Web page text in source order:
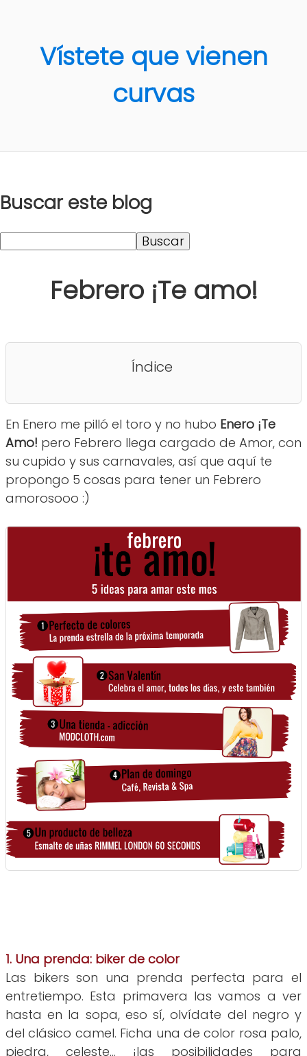
Vístete que vienen
curvas
Buscar este blog
Febrero ¡Te amo!
Índice
En Enero me pilló el toro y no hubo Enero ¡Te
Amo! pero Febrero llega cargado de Amor, con
su cupido y sus carnavales, así que aquí te
propongo 5 cosas para tener un Febrero
amorosooo :)
1. Una prenda: biker de color
Las bikers son una prenda perfecta para el
entretiempo. Esta primavera las vamos a ver
hasta en la sopa, eso sí, olvídate del negro y
del clásico camel. Ficha una de color rosa palo,
piedra, celeste... ¡las posibilidades para